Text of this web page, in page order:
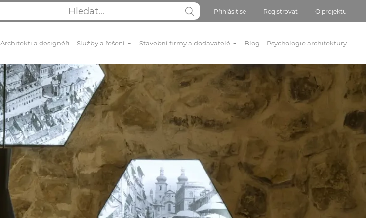
Přihlásit se Registrovat O projektu
Architekti a designéři Služby a řešení Stavební firmy a dodavatelé Blog Psychologie architektury